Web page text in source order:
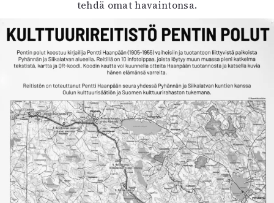
tehdä omat havaintonsa.